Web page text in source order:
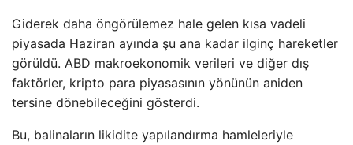
Giderek daha öngörülemez hale gelen kısa vadeli
piyasada Haziran ayında şu ana kadar ilginç hareketler
görüldü. ABD makroekonomik verileri ve diğer dış
faktörler, kripto para piyasasının yönünün aniden
tersine dönebileceğini gösterdi.
Bu, balinaların likidite yapılandırma hamleleriyle